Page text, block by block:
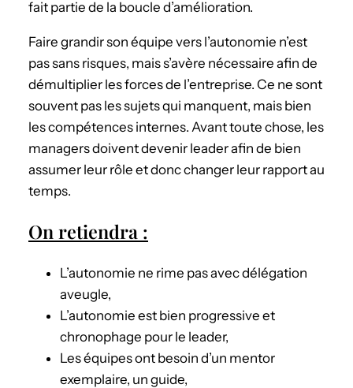
fait partie de la boucle d’amélioration.
Faire grandir son équipe vers l’autonomie n’est
pas sans risques, mais s’avère nécessaire afin de
démultiplier les forces de l’entreprise. Ce ne sont
souvent pas les sujets qui manquent, mais bien
les compétences internes. Avant toute chose, les
managers doivent devenir leader afin de bien
assumer leur rôle et donc changer leur rapport au
temps.
On retiendra :
L’autonomie ne rime pas avec délégation
aveugle,
L’autonomie est bien progressive et
chronophage pour le leader,
Les équipes ont besoin d’un mentor
exemplaire, un guide,